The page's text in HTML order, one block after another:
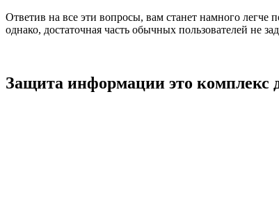
Ответив на все эти вопросы, вам станет намного легче
однако, достаточная часть обычных пользователей не
Защита информации это комплекс